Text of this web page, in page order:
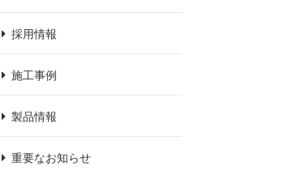
採用情報
施工事例
製品情報
重要なお知らせ